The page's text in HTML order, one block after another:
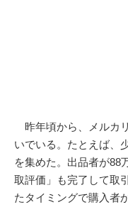
昨年頃から、メルカ
いでいる。たとえば、
を集めた。出品者が88
取評価」も完了して取
たタイミングで購入者